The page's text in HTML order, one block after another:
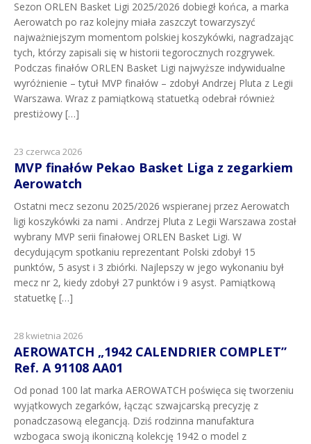
Sezon ORLEN Basket Ligi 2025/2026 dobiegł końca, a marka
Aerowatch po raz kolejny miała zaszczyt towarzyszyć
najważniejszym momentom polskiej koszykówki, nagradzając
tych, którzy zapisali się w historii tegorocznych rozgrywek.
Podczas finałów ORLEN Basket Ligi najwyższe indywidualne
wyróżnienie – tytuł MVP finałów – zdobył Andrzej Pluta z Legii
Warszawa. Wraz z pamiątkową statuetką odebrał również
prestiżowy […]
23 czerwca 2026
MVP finałów Pekao Basket Liga z zegarkiem
Aerowatch
Ostatni mecz sezonu 2025/2026 wspieranej przez Aerowatch
ligi koszykówki za nami . Andrzej Pluta z Legii Warszawa został
wybrany MVP serii finałowej ORLEN Basket Ligi. W
decydującym spotkaniu reprezentant Polski zdobył 15
punktów, 5 asyst i 3 zbiórki. Najlepszy w jego wykonaniu był
mecz nr 2, kiedy zdobył 27 punktów i 9 asyst. Pamiątkową
statuetkę […]
28 kwietnia 2026
AEROWATCH „1942 CALENDRIER COMPLET”
Ref. A 91108 AA01
Od ponad 100 lat marka AEROWATCH poświęca się tworzeniu
wyjątkowych zegarków, łącząc szwajcarską precyzję z
ponadczasową elegancją. Dziś rodzinna manufaktura
wzbogaca swoją ikoniczną kolekcję 1942 o model z